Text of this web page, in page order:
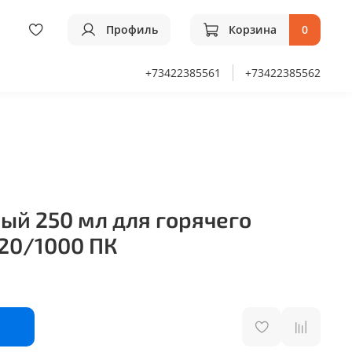
Профиль Корзина 0
+73422385561 +73422385562
250 мл для горячего
1000 ПК